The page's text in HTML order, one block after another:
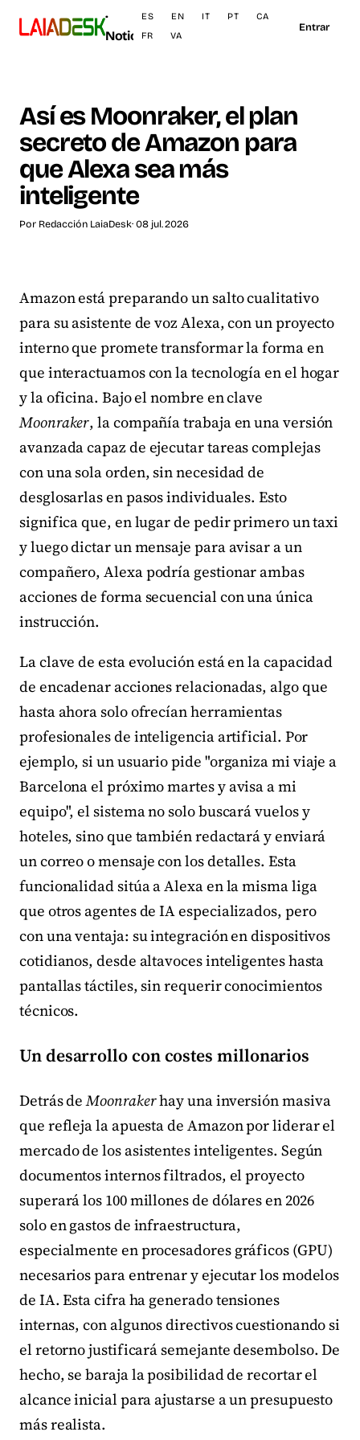
·
Noticias
ES EN IT PT
CA
FR
VA
Entrar
Así es Moonraker, el plan
secreto de Amazon para
que Alexa sea más
inteligente
Por Redacción LaiaDesk· 08 jul. 2026
Amazon está preparando un salto cualitativo
para su asistente de voz Alexa, con un proyecto
interno que promete transformar la forma en
que interactuamos con la tecnología en el hogar
y la oficina. Bajo el nombre en clave
Moonraker, la compañía trabaja en una versión
avanzada capaz de ejecutar tareas complejas
con una sola orden, sin necesidad de
desglosarlas en pasos individuales. Esto
significa que, en lugar de pedir primero un taxi
y luego dictar un mensaje para avisar a un
compañero, Alexa podría gestionar ambas
acciones de forma secuencial con una única
instrucción.
La clave de esta evolución está en la capacidad
de encadenar acciones relacionadas, algo que
hasta ahora solo ofrecían herramientas
profesionales de inteligencia artificial. Por
ejemplo, si un usuario pide "organiza mi viaje a
Barcelona el próximo martes y avisa a mi
equipo", el sistema no solo buscará vuelos y
hoteles, sino que también redactará y enviará
un correo o mensaje con los detalles. Esta
funcionalidad sitúa a Alexa en la misma liga
que otros agentes de IA especializados, pero
con una ventaja: su integración en dispositivos
cotidianos, desde altavoces inteligentes hasta
pantallas táctiles, sin requerir conocimientos
técnicos.
Un desarrollo con costes millonarios
Detrás deMoonrakerhay una inversión masiva
que refleja la apuesta de Amazon por liderar el
mercado de los asistentes inteligentes. Según
documentos internos filtrados, el proyecto
superará los 100 millones de dólares en 2026
solo en gastos de infraestructura,
especialmente en procesadores gráficos (GPU)
necesarios para entrenar y ejecutar los modelos
de IA. Esta cifra ha generado tensiones
internas, con algunos directivos cuestionando si
el retorno justificará semejante desembolso. De
hecho, se baraja la posibilidad de recortar el
alcance inicial para ajustarse a un presupuesto
más realista.